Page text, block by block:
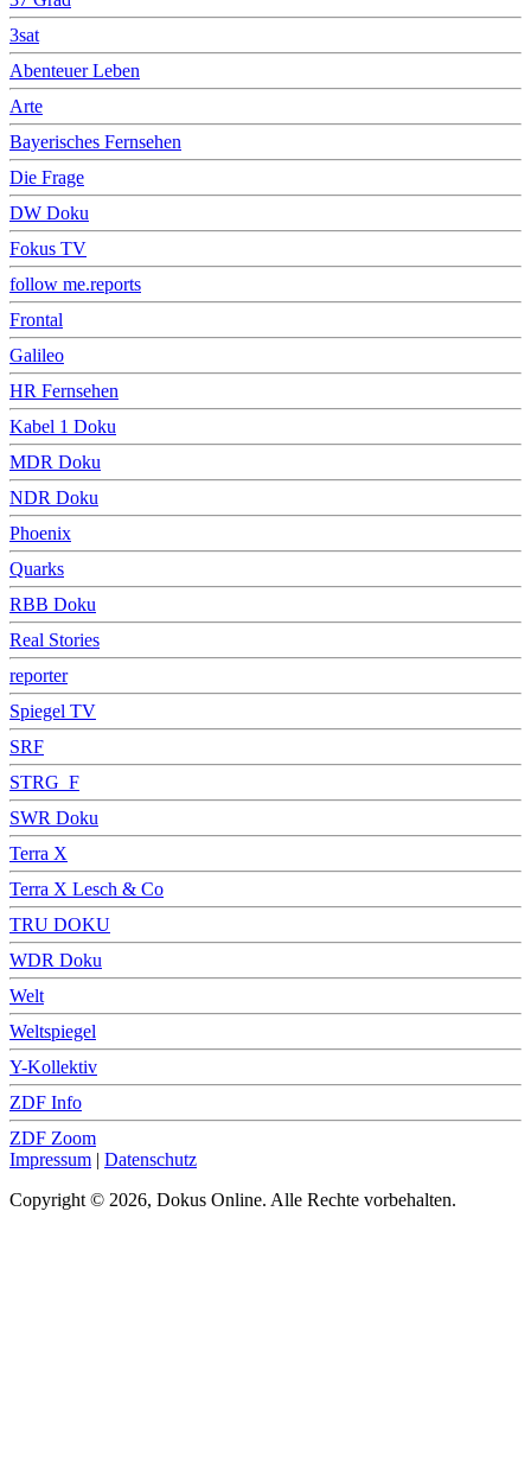
3sat
Abenteuer Leben
Arte
Bayerisches Fernsehen
Die Frage
DW Doku
Fokus TV
follow me.reports
Frontal
Galileo
HR Fernsehen
Kabel 1 Doku
MDR Doku
NDR Doku
Phoenix
Quarks
RBB Doku
Real Stories
reporter
Spiegel TV
SRF
STRG_F
SWR Doku
Terra X
Terra X Lesch & Co
TRU DOKU
WDR Doku
Welt
Weltspiegel
Y-Kollektiv
ZDF Info
ZDF Zoom
Impressum | Datenschutz
Copyright © 2026, Dokus Online. Alle Rechte vorbehalten.